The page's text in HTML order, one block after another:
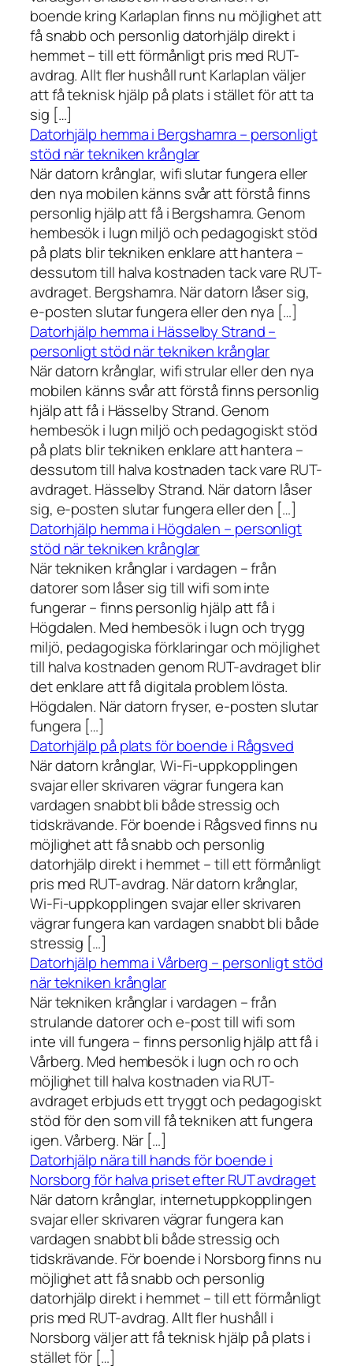
boende kring Karlaplan finns nu möjlighet att
få snabb och personlig datorhjälp direkt i
hemmet – till ett förmånligt pris med RUT-
avdrag. Allt fler hushåll runt Karlaplan väljer
att få teknisk hjälp på plats i stället för att ta
sig […]
Datorhjälp hemma i Bergshamra – personligt
stöd när tekniken krånglar
När datorn krånglar, wifi slutar fungera eller
den nya mobilen känns svår att förstå finns
personlig hjälp att få i Bergshamra. Genom
hembesök i lugn miljö och pedagogiskt stöd
på plats blir tekniken enklare att hantera –
dessutom till halva kostnaden tack vare RUT-
avdraget. Bergshamra. När datorn låser sig,
e-posten slutar fungera eller den nya […]
Datorhjälp hemma i Hässelby Strand –
personligt stöd när tekniken krånglar
När datorn krånglar, wifi strular eller den nya
mobilen känns svår att förstå finns personlig
hjälp att få i Hässelby Strand. Genom
hembesök i lugn miljö och pedagogiskt stöd
på plats blir tekniken enklare att hantera –
dessutom till halva kostnaden tack vare RUT-
avdraget. Hässelby Strand. När datorn låser
sig, e-posten slutar fungera eller den […]
Datorhjälp hemma i Högdalen – personligt
stöd när tekniken krånglar
När tekniken krånglar i vardagen – från
datorer som låser sig till wifi som inte
fungerar – finns personlig hjälp att få i
Högdalen. Med hembesök i lugn och trygg
miljö, pedagogiska förklaringar och möjlighet
till halva kostnaden genom RUT-avdraget blir
det enklare att få digitala problem lösta.
Högdalen. När datorn fryser, e-posten slutar
fungera […]
Datorhjälp på plats för boende i Rågsved
När datorn krånglar, Wi-Fi-uppkopplingen
svajar eller skrivaren vägrar fungera kan
vardagen snabbt bli både stressig och
tidskrävande. För boende i Rågsved finns nu
möjlighet att få snabb och personlig
datorhjälp direkt i hemmet – till ett förmånligt
pris med RUT-avdrag. När datorn krånglar,
Wi-Fi-uppkopplingen svajar eller skrivaren
vägrar fungera kan vardagen snabbt bli både
stressig […]
Datorhjälp hemma i Vårberg – personligt stöd
när tekniken krånglar
När tekniken krånglar i vardagen – från
strulande datorer och e-post till wifi som
inte vill fungera – finns personlig hjälp att få i
Vårberg. Med hembesök i lugn och ro och
möjlighet till halva kostnaden via RUT-
avdraget erbjuds ett tryggt och pedagogiskt
stöd för den som vill få tekniken att fungera
igen. Vårberg. När […]
Datorhjälp nära till hands för boende i
Norsborg för halva priset efter RUT avdraget
När datorn krånglar, internetuppkopplingen
svajar eller skrivaren vägrar fungera kan
vardagen snabbt bli både stressig och
tidskrävande. För boende i Norsborg finns nu
möjlighet att få snabb och personlig
datorhjälp direkt i hemmet – till ett förmånligt
pris med RUT-avdrag. Allt fler hushåll i
Norsborg väljer att få teknisk hjälp på plats i
stället för […]